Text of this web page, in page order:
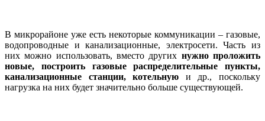
В микрорайоне уже есть некоторые коммуникации – газовые,
водопроводные и канализационные, электросети. Часть из
них можно использовать, вместо других нужно проложить
новые, построить газовые распределительные пункты,
канализационные станции, котельную и др., поскольку
нагрузка на них будет значительно больше существующей.